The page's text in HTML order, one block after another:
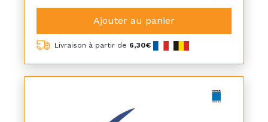
Ajouter au panier
Livraison à partir de 6,30€